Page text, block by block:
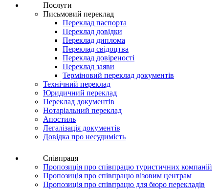
Послуги
Письмовий переклад
Переклад паспорта
Переклад довідки
Переклад диплома
Переклад свідоцтва
Переклад довіреності
Переклад заяви
Терміновий переклад документів
Технічний переклад
Юридичний переклад
Переклад документів
Нотаріальний переклад
Апостиль
Легалізація документів
Довідка про несудимість
Співпраця
Пропозиція про співпрацю туристичних компаній
Пропозиція про співпрацю візовим центрам
Пропозиція про співпрацю для бюро перекладів